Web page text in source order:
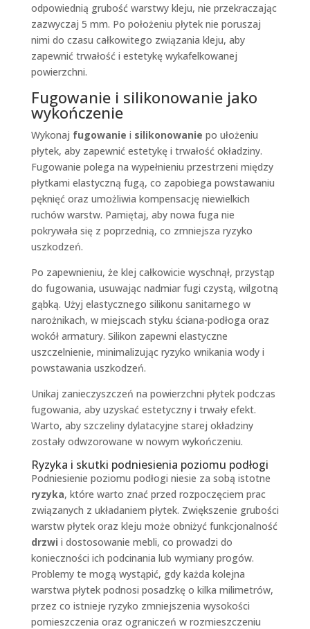
odpowiednią grubość warstwy kleju, nie przekraczając
zazwyczaj 5 mm. Po położeniu płytek nie poruszaj
nimi do czasu całkowitego związania kleju, aby
zapewnić trwałość i estetykę wykafelkowanej
powierzchni.
Fugowanie i silikonowanie jako
wykończenie
Wykonaj fugowanie i silikonowanie po ułożeniu
płytek, aby zapewnić estetykę i trwałość okładziny.
Fugowanie polega na wypełnieniu przestrzeni między
płytkami elastyczną fugą, co zapobiega powstawaniu
pęknięć oraz umożliwia kompensację niewielkich
ruchów warstw. Pamiętaj, aby nowa fuga nie
pokrywała się z poprzednią, co zmniejsza ryzyko
uszkodzeń.
Po zapewnieniu, że klej całkowicie wyschnął, przystąp
do fugowania, usuwając nadmiar fugi czystą, wilgotną
gąbką. Użyj elastycznego silikonu sanitarnego w
narożnikach, w miejscach styku ściana-podłoga oraz
wokół armatury. Silikon zapewni elastyczne
uszczelnienie, minimalizując ryzyko wnikania wody i
powstawania uszkodzeń.
Unikaj zanieczyszczeń na powierzchni płytek podczas
fugowania, aby uzyskać estetyczny i trwały efekt.
Warto, aby szczeliny dylatacyjne starej okładziny
zostały odwzorowane w nowym wykończeniu.
Ryzyka i skutki podniesienia poziomu podłogi
Podniesienie poziomu podłogi niesie za sobą istotne
ryzyka, które warto znać przed rozpoczęciem prac
związanych z układaniem płytek. Zwiększenie grubości
warstw płytek oraz kleju może obniżyć funkcjonalność
drzwi i dostosowanie mebli, co prowadzi do
konieczności ich podcinania lub wymiany progów.
Problemy te mogą wystąpić, gdy każda kolejna
warstwa płytek podnosi posadzkę o kilka milimetrów,
przez co istnieje ryzyko zmniejszenia wysokości
pomieszczenia oraz ograniczeń w rozmieszczeniu